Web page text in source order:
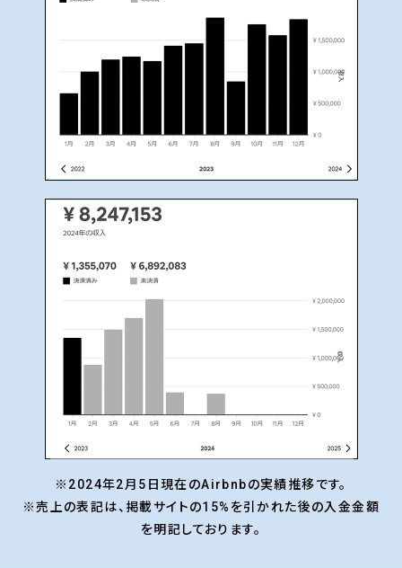
※2024年2月5日現在のAirbnbの実績推移です。
※売上の表記は、掲載サイトの15%を引かれた後の入金金額
を明記しております。